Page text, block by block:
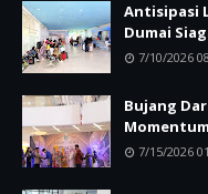
Antisipasi
Dumai
7/10/2026
Bujang
7/15/2026